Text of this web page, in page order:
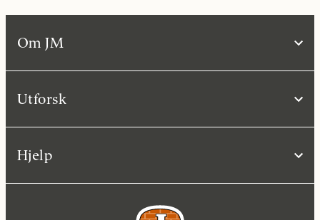
Om JM
Utforsk
Hjelp